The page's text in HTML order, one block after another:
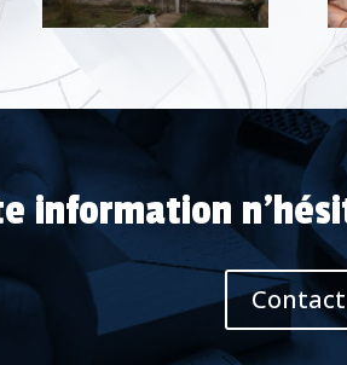
information
Contact